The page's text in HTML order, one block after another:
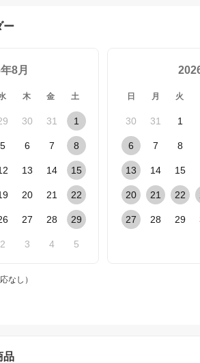
ー
8月
木 金 土
30 31 1
5 6 7 8
13 14 15
20 21 22
27 28 29
2 3 4 5
日 月 火
30 31 1
6 7 8
13 14 15
20 21 22
27 28 29
なし）
品